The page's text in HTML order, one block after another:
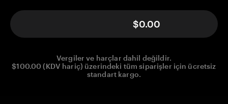
$0.00
Vergiler ve harçlar dahil değildir.
$100.00 (KDV hariç) üzerindeki tüm siparişler için ücretsiz
standart kargo.